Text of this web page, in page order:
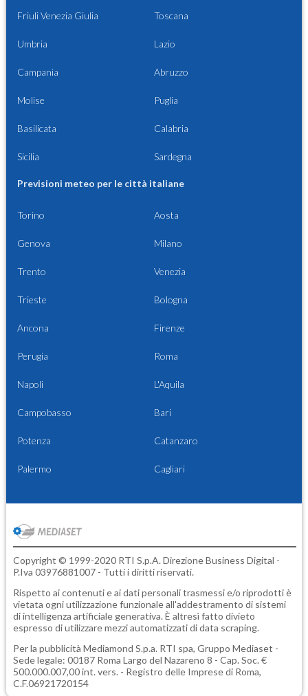
Friuli Venezia Giulia Toscana
Umbria Lazio
Campania Abruzzo
Molise Puglia
Basilicata Calabria
Sicilia Sardegna
Previsioni meteo per le città italiane
Torino Aosta
Genova Milano
Trento Venezia
Trieste Bologna
Ancona Firenze
Perugia Roma
Napoli L'Aquila
Campobasso Bari
Potenza Catanzaro
Palermo Cagliari
Copyright © 1999-2020 RTI S.p.A. Direzione Business Digital -
P.Iva 03976881007 - Tutti i diritti riservati.
Rispetto ai contenuti e ai dati personali trasmessi e/o riprodotti è
vietata ogni utilizzazione funzionale all'addestramento di sistemi
di intelligenza artificiale generativa. È altresì fatto divieto
espresso di utilizzare mezzi automatizzati di data scraping.
Per la pubblicità Mediamond S.p.a. RTI spa, Gruppo Mediaset -
Sede legale: 00187 Roma Largo del Nazareno 8 - Cap. Soc. €
500.000.007,00 int. vers. - Registro delle Imprese di Roma,
C.F.06921720154